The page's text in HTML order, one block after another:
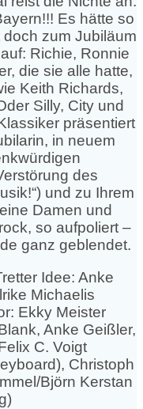
Es hätte so
zum Jubiläum
Richie, Ronnie
die sie alle hatte,
Keith Richards,
Silly, City und
präsentiert
in neuem
des
und zu Ihrem
Damen und
so aufpoliert –
ganz geblendet.
Idee: Anke
Michaelis
Ekky Meister
Anke Geißler,
C. Voigt
Christoph
Björn Kerstan